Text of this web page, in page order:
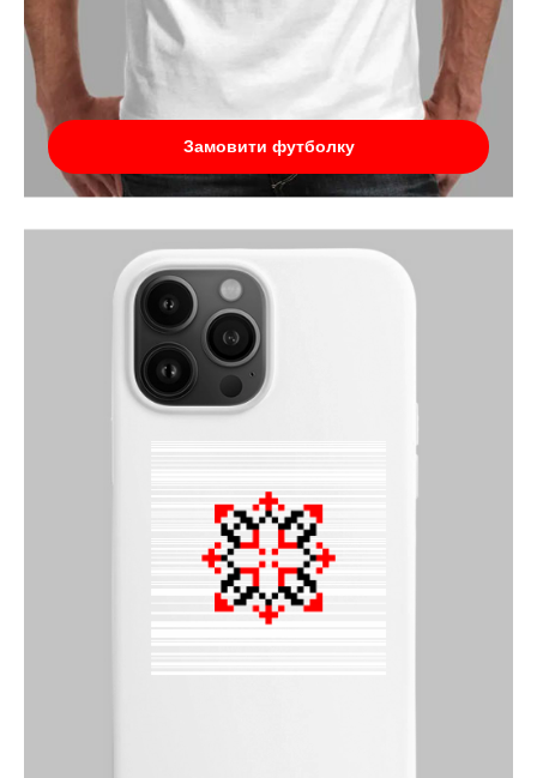
Замовити футболку